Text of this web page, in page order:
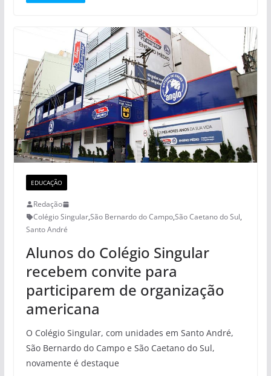
EDUCAÇÃO
Redação
Colégio Singular,São Bernardo do Campo,São Caetano do Sul,
Santo André
Alunos do Colégio Singular
recebem convite para
participarem de organização
americana
O Colégio Singular, com unidades em Santo André,
São Bernardo do Campo e São Caetano do Sul,
novamente é destaque